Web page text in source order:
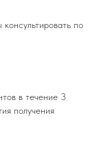
по
в течение 3
получения